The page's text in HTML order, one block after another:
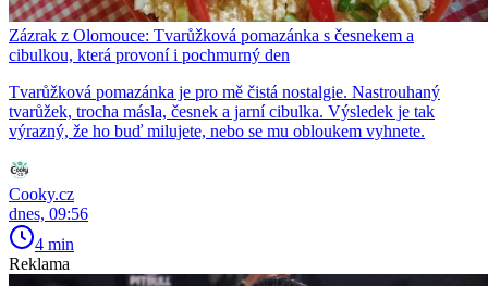
Zázrak z Olomouce: Tvarůžková pomazánka s česnekem a
cibulkou, která provoní i pochmurný den
Tvarůžková pomazánka je pro mě čistá nostalgie. Nastrouhaný
tvarůžek, trocha másla, česnek a jarní cibulka. Výsledek je tak
výrazný, že ho buď milujete, nebo se mu obloukem vyhnete.
Cooky.cz
dnes, 09:56
4 min
Reklama